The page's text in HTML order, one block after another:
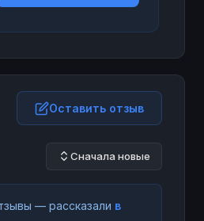
Оставить отзыв
Сначала новые
— рассказали в